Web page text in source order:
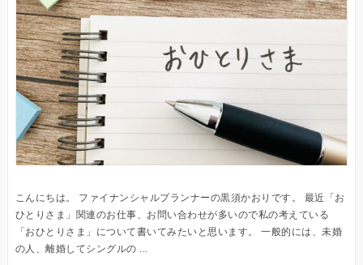
こんにちは。 ファイナンシャルプランナーの黒須かおりです。 最近「お
ひとりさま」関連のお仕事、お問い合わせが多いので私の考えている
「おひとりさま」について書いてみたいと思います。 一般的には、未婚
の人、離婚してシングルの ...